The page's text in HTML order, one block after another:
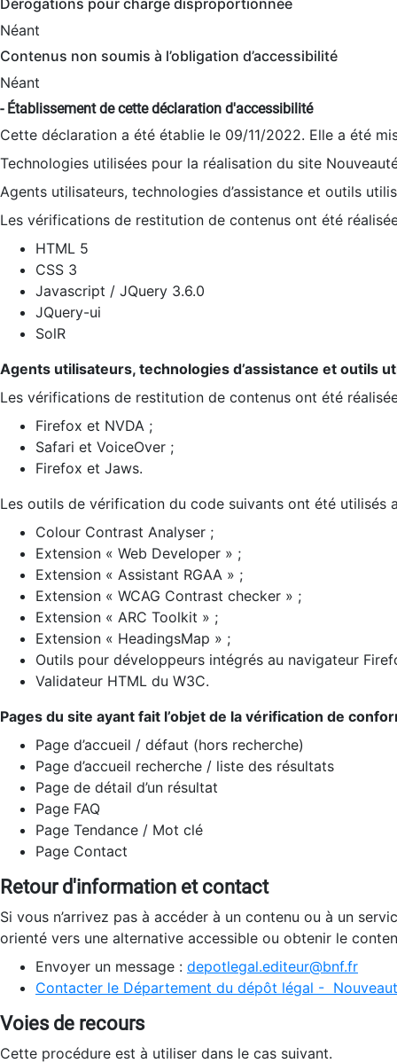
Dérogations pour charge disproportionnée
Néant
Contenus non soumis à l’obligation d’accessibilité
Néant
- Établissement de cette déclaration d'accessibilité
Cette déclaration a été établie le 09/11/2022. Elle a été
Technologies utilisées pour la réalisation du site
Agents utilisateurs, technologies d’assistance et outils
Les vérifications de restitution de contenus ont été
HTML 5
CSS 3
Javascript / JQuery 3.6.0
JQuery-ui
SolR
Agents utilisateurs, technologies d’assistance et outils
Les vérifications de restitution de contenus ont été
Firefox et NVDA ;
Safari et VoiceOver ;
Firefox et Jaws.
Les outils de vérification du code suivants ont été utilisés
Colour Contrast Analyser ;
Extension « Web Developer » ;
Extension « Assistant RGAA » ;
Extension « WCAG Contrast checker » ;
Extension « ARC Toolkit » ;
Extension « HeadingsMap » ;
Outils pour développeurs intégrés au navigateur
Validateur HTML du W3C.
Pages du site ayant fait l’objet de la vérification de
Page d’accueil / défaut (hors recherche)
Page d’accueil recherche / liste des résultats
Page de détail d’un résultat
Page FAQ
Page Tendance / Mot clé
Page Contact
Retour d'information et contact
Si vous n’arrivez pas à accéder à un contenu ou à un
orienté vers une alternative accessible ou obtenir le
Envoyer un message : depotlegal.editeur@bnf.fr
Contacter le Département du dépôt légal -
Voies de recours
Cette procédure est à utiliser dans le cas suivant.